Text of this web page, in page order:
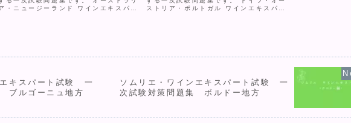
・ニュージーランド ワインエキスパー
ストリア・ポルトガル ワインエキスパー
キスパート試験 一
ブルゴーニュ地方
ソムリエ・ワインエキスパート試験 一
次試験対策問題集 ボルドー地方